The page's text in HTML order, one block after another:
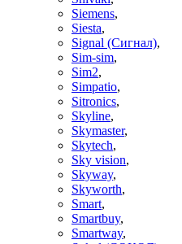
Siemens,
Siesta,
Signal (Сигнал),
Sim-sim,
Sim2,
Simpatio,
Sitronics,
Skyline,
Skymaster,
Skytech,
Sky vision,
Skyway,
Skyworth,
Smart,
Smartbuy,
Smartway,